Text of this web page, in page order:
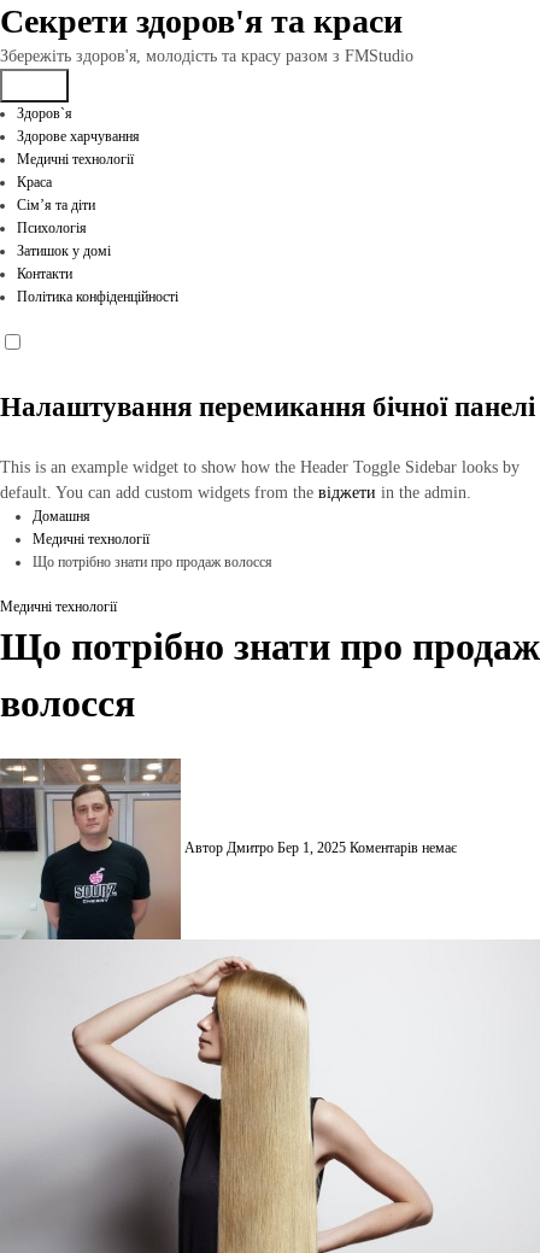
Перейти
до
вмісту
Секрети здоров'я та краси
Збережіть здоров'я, молодість та красу разом з FMStudio
Здоров`я
Здорове харчування
Медичні технології
Краса
Сім’я та діти
Психологія
Затишок у домі
Контакти
Політика конфіденційності
Налаштування перемикання бічної панелі
This is an example widget to show how the Header Toggle Sidebar looks by
default. You can add custom widgets from the віджети in the admin.
Домашня
Медичні технології
Що потрібно знати про продаж волосся
Медичні технології
Що потрібно знати про продаж
волосся
Автор Дмитро Бер 1, 2025 Коментарів немає